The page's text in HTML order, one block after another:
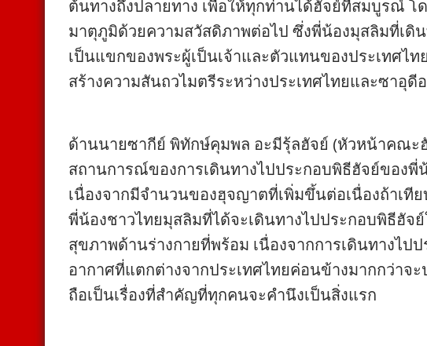
ต้นทางถึงปลายทาง เพื่อให้ทุกท่านได้ฮัจย์ที่สมบูรณ์
มาตุภูมิด้วยความสวัสดิภาพต่อไป ซึ่งพี่น้องมุสลิมที่เดิ
เป็นแขกของพระผู้เป็นเจ้าและตัวแทนของประเทศไ
สร้างความสันถวไมตรีระหว่างประเทศไทยและซาอุดี
ด้านนายซากีย์ พิทักษ์คุมพล อะมีรุ้ลฮัจย์ (หัวหน้าคณะฮั
สถานการณ์ของการเดินทางไปประกอบพิธีฮัจย์ของ
เนื่องจากมีจำนวนของฮุจญาตที่เพิ่มขึ้นต่อเนื่องถ้าเที
พี่น้องชาวไทยมุสลิมที่ได้จะเดินทางไปประกอบพิธีฮัจ
สุขภาพด้านร่างกายที่พร้อม เนื่องจากการเดินทางไป
อากาศที่แตกต่างจากประเทศไทยค่อนข้างมากกว่าจ
ถือเป็นเรื่องที่สำคัญที่ทุกคนจะคำนึงเป็นสิ่งแรก